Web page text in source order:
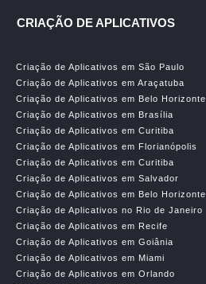
CRIAÇÃO DE APLICATIVOS
Criação de Aplicativos em São Paulo
Criação de Aplicativos em Araçatuba
Criação de Aplicativos em Belo Horizonte
Criação de Aplicativos em Brasília
Criação de Aplicativos em Curitiba
Criação de Aplicativos em Florianópolis
Criação de Aplicativos em Curitiba
Criação de Aplicativos em Salvador
Criação de Aplicativos em Belo Horizonte
Criação de Aplicativos no Rio de Janeiro
Criação de Aplicativos em Recife
Criação de Aplicativos em Goiânia
Criação de Aplicativos em Miami
Criação de Aplicativos em Orlando